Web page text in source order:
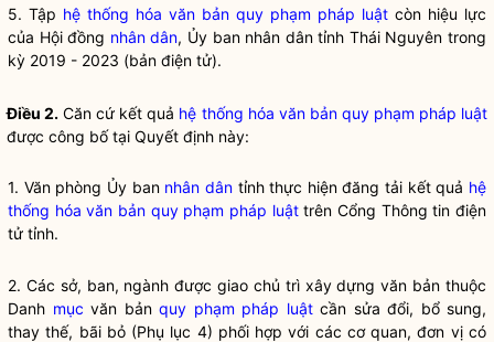
5. Tập hệ thống hóa văn bản quy phạm pháp luật còn hiệu lực
của Hội đồng nhân dân, Ủy ban nhân dântỉnh Thái Nguyên trong
kỳ 2019 - 2023 (bản điện tử).
Điều 2. Căn cứ kết quả hệ thống hóa văn bản quy phạm pháp luật
được công bố tại Quyết định này:
1. Văn phòng Ủy ban nhân dântỉnh thực hiện đăng tải kết quả hệ
thống hóa văn bản quy phạm pháp luậttrên Cổng Thông tin điện
tử tỉnh.
2. Các sở, ban, ngành được giao chủ trì xây dựng văn bản thuộc
Danh mục văn bản quy phạm pháp luậtcần sửa đổi, bổ sung,
thay thế, bãi bỏ (Phụ lục 4) phối hợp với các cơ quan, đơn vị có